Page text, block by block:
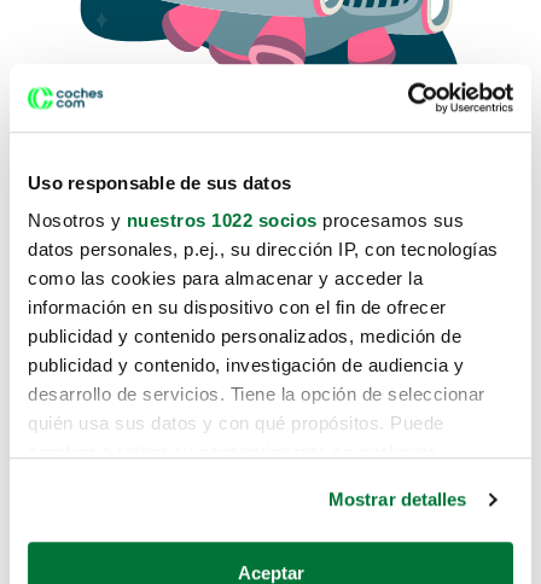
Uso responsable de sus datos
Nosotros y nuestros 1022 socios procesamos sus
datos personales, p.ej., su dirección IP, con tecnologías
como las cookies para almacenar y acceder la
información en su dispositivo con el fin de ofrecer
publicidad y contenido personalizados, medición de
publicidad y contenido, investigación de audiencia y
desarrollo de servicios. Tiene la opción de seleccionar
quién usa sus datos y con qué propósitos. Puede
Si lo permite, también quisiéramos:
Mostrar detalles
Aceptar
Lo sentimos, no sabemos como
te hemos traido hasta aquí.
Pero puedes encontrar el coche que estás
buscando en alguno de estos enlaces:
Coches de segunda mano